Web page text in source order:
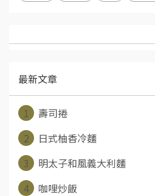
最新文章
1
壽司捲
2
日式柚香冷麵
3
明太子和風義大利麵
4
咖哩炒飯